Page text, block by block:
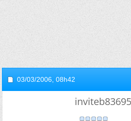
03/03/2006, 08h42